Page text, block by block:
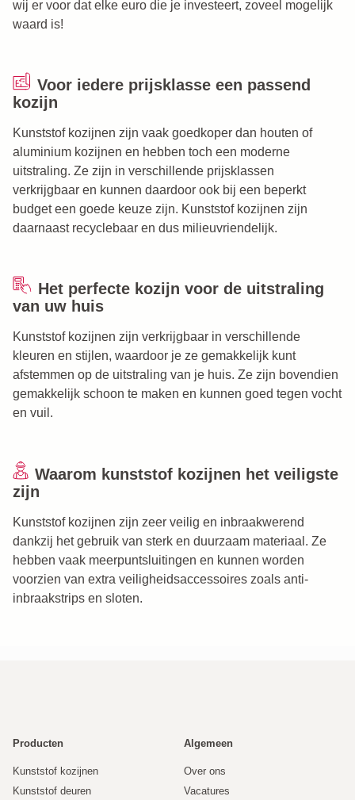
wij er voor dat elke euro die je investeert, zoveel mogelijk
waard is!
Voor iedere prijsklasse een passend
kozijn
Kunststof kozijnen zijn vaak goedkoper dan houten of
aluminium kozijnen en hebben toch een moderne
uitstraling. Ze zijn in verschillende prijsklassen
verkrijgbaar en kunnen daardoor ook bij een beperkt
budget een goede keuze zijn. Kunststof kozijnen zijn
daarnaast recyclebaar en dus milieuvriendelijk.
Het perfecte kozijn voor de uitstraling
van uw huis
Kunststof kozijnen zijn verkrijgbaar in verschillende
kleuren en stijlen, waardoor je ze gemakkelijk kunt
afstemmen op de uitstraling van je huis. Ze zijn bovendien
gemakkelijk schoon te maken en kunnen goed tegen vocht
en vuil.
Waarom kunststof kozijnen het veiligste
zijn
Kunststof kozijnen zijn zeer veilig en inbraakwerend
dankzij het gebruik van sterk en duurzaam materiaal. Ze
hebben vaak meerpuntsluitingen en kunnen worden
voorzien van extra veiligheidsaccessoires zoals anti-
inbraakstrips en sloten.
Producten
Kunststof kozijnen
Kunststof deuren
Algemeen
Over ons
Vacatures